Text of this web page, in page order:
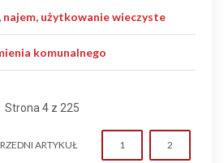
najem, użytkowanie wieczyste
komunalnego
Strona 4 z 225
ARTYKUŁ 1 2